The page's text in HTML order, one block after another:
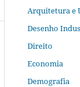
Arquitetura e
Desenho
Direito
Economia
Demografia